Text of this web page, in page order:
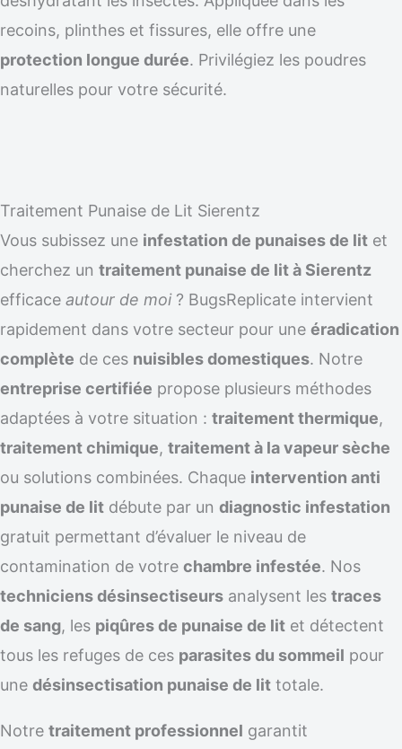
recoins, plinthes et fissures, elle offre une
protection longue durée. Privilégiez les poudres
naturelles pour votre sécurité.
Traitement Punaise de Lit Sierentz
Vous subissez une infestation de punaises de lit et
cherchez un traitement punaise de lit à Sierentz
efficace autour de moi? BugsReplicate intervient
rapidement dans votre secteur pour une éradication
complète de ces nuisibles domestiques. Notre
entreprise certifiée propose plusieurs méthodes
adaptées à votre situation : traitement thermique,
traitement chimique, traitement à la vapeur sèche
ou solutions combinées. Chaque intervention anti
punaise de lit débute par un diagnostic infestation
gratuit permettant d’évaluer le niveau de
contamination de votre chambre infestée. Nos
techniciens désinsectiseurs analysent les traces
de sang, les piqûres de punaise de lit et détectent
tous les refuges de ces parasites du sommeil pour
une désinsectisation punaise de lit totale.
Notre traitement professionnel garantit